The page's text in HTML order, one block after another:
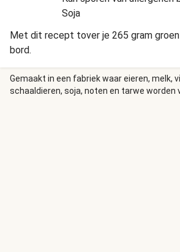
Soja
Met dit recept tover je 265 gram
bord.
Gemaakt in een fabriek waar eieren, melk,
schaaldieren, soja, noten en tarwe worden